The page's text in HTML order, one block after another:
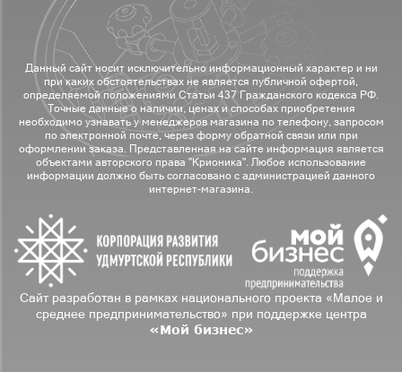
Данный сайт носит исключительно информационный характер и ни
при каких обстоятельствах не является публичной офертой,
определяемой положениями Статьи 437 Гражданского кодекса РФ.
Точные данные о наличии, ценах и способах приобретения
необходимо узнавать у менеджеров магазина по телефону, запросом
по электронной почте, через форму обратной связи или при
оформлении заказа. Представленная на сайте информация является
объектами авторского права "Крионика". Любое использование
информации должно быть согласовано с администрацией данного
интернет-магазина.
Сайт разработан в рамках национального проекта «Малое и
среднее предпринимательство» при поддержке центра
«Мой бизнес»